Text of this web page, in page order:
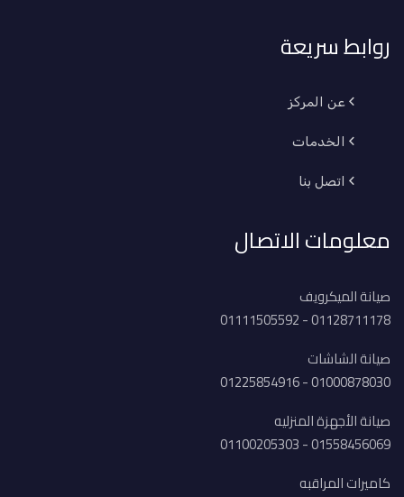
روابط سريعة
عن المركز
الخدمات
اتصل بنا
معلومات الاتصال
صيانة الميكرويف
01128711178 - 01111505592
صيانة الشاشات
01000878030 - 01225854916
صيانة الأجهزة المنزليه
01558456069 - 01100205303
كاميرات المراقبه